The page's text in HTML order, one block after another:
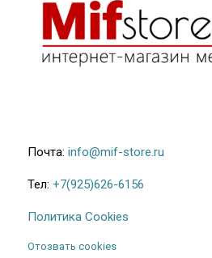
Почта: info@mif-store.ru
Тел: +7(925)626-6156
Политика Cookies
Отозвать cookies